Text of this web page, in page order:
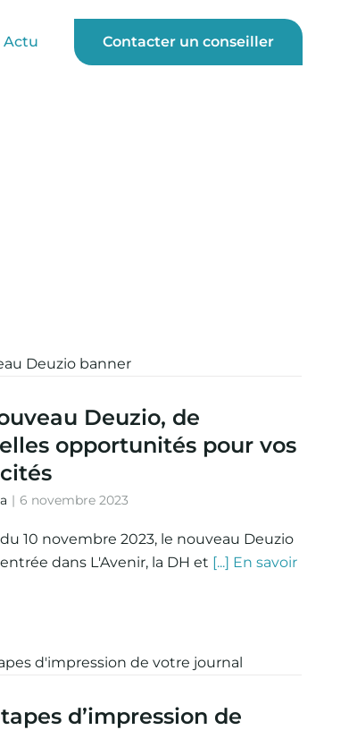
Actu Contacter un conseiller
Deuzio, de
opportunités pour vos
| 6 novembre 2023
10 novembre 2023, le nouveau Deuzio
dans L'Avenir, la DH et [...] En savoir
d’impression de